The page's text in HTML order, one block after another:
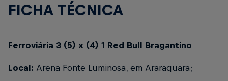
FICHA TÉCNICA
Ferroviária 3 (5) x (4) 1 Red Bull Bragantino
Local: Arena Fonte Luminosa, em Araraquara;